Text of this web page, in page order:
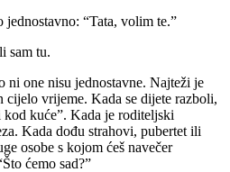
“Tata, volim te.”
sam tu.
ni one nisu jednostavne. Najteži je
cijelo vrijeme. Kada se dijete razboli,
kod kuće”. Kada je roditeljski
Kada dođu strahovi, pubertet ili
osobe s kojom ćeš navečer
ćemo sad?”